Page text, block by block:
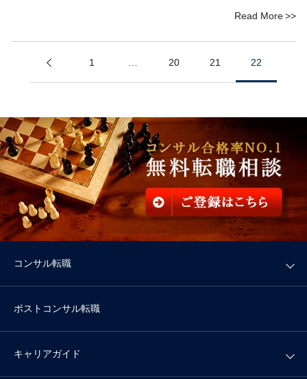
Read More
1 … 20 21 22
コンサル転職
ポストコンサル転職
キャリアガイド